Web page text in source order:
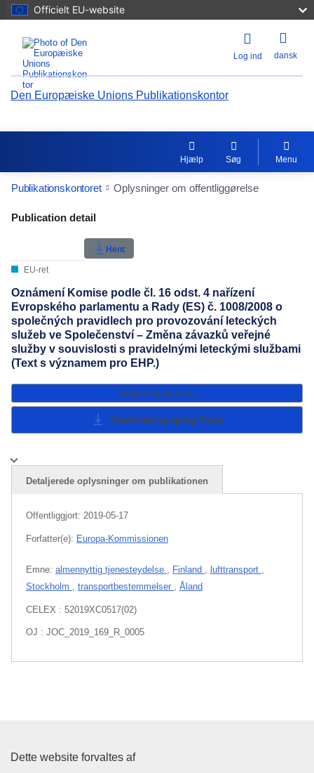
Officielt EU-website
Log ind dansk
Den Europæiske Unions Publikationskontor
Hjælp Søg Menu
Publikationskontoret Oplysninger om offentliggørelse
Publication Detail Actions Portlet
Brugerklassificering
Publication detail
EU-ret
Hent
Oznámení Komise podle čl. 16 odst. 4 nařízení
Evropského parlamentu a Rady (ES) č. 1008/2008 o
společných pravidlech pro provozování leteckých
služeb ve Společenství – Změna závazků veřejné
služby v souvislosti s pravidelnými leteckými službami
(Text s významem pro EHP.)
Sådan henviser du
Download og sprog Close
Detaljerede oplysninger om publikationen
Offentliggjort: 2019-05-17
Forfatter(e): Europa-Kommissionen
Emne: almennyttig tjenesteydelse , Finland , lufttransport ,
Stockholm , transportbestemmelser , Åland
CELEX : 52019XC0517(02)
OJ : JOC_2019_169_R_0005
Den Europæiske Unions
Dette website forvaltes af